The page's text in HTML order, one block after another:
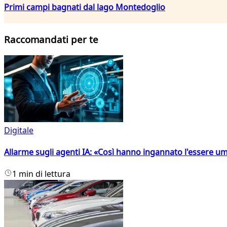
Primi campi bagnati dal lago Montedoglio
Raccomandati per te
Digitale
Allarme sugli agenti IA: «Così hanno ingannato l'essere
1 min di lettura